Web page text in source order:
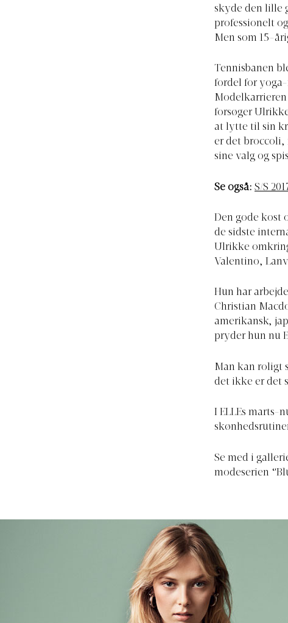
skyde den lille
professionelt
Men som 15-
Tennisbanen
fordel for
forsøger
at lytte til sin
er det broccoli,
sine valg og
Se også: S/S
Den gode kost
de sidste
Ulrikke
Valentino,
Hun har
Christian
amerikansk,
pryder hun nu
Man kan roligt
det ikke er det
I ELLEs marts-
Se med i
modeserien